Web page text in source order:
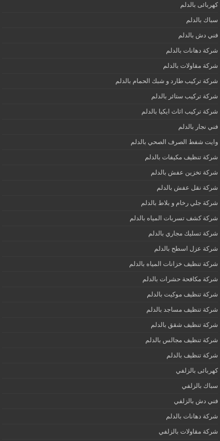
كهربائى بالدلم
سباك بالدلم
فني دش بالدلم
شركة دهانات بالدلم
شركة مقاولات بالدلم
شركة تركيب طارد و شبك الحمام بالدلم
شركة تركيب ستائر بالدلم
شركة تركيب اثاث ايكيا بالدلم
فني نجار بالدلم
وايت شفط الصرف الصحي بالدلم
شركة تنظيف مكيفات بالدلم
شركة تخزين عفش بالدلم
شركة نقل عفش بالدلم
شركة جلي رخام و بلاط بالدلم
شركة كشف تسربات المياه بالدلم
شركة تسليك مجاري بالدلم
شركة عزل اسطح بالدلم
شركة تنظيف خزانات المياه بالدلم
شركة مكافحة حشرات بالدلم
شركة تنظيف موكيت بالدلم
شركة تنظيف مساجد بالدلم
شركة تنظيف شقق بالدلم
شركة تنظيف مجالس بالدلم
شركة تنظيف بالدلم
كهربائى بالزلفي
سباك بالزلفي
فني دش بالزلفي
شركة دهانات بالدلم
شركة مقاولات بالزلفي